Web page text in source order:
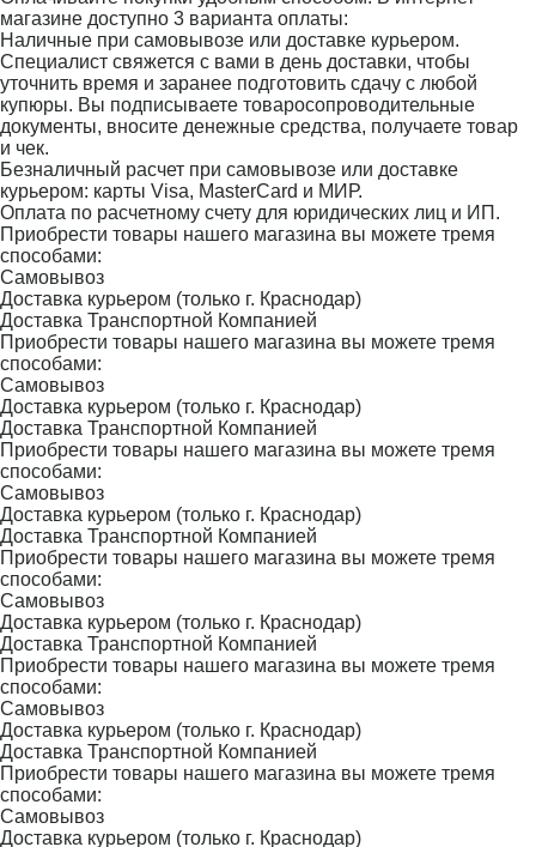
магазине доступно 3 варианта оплаты:
Наличные при самовывозе или доставке курьером.
Специалист свяжется с вами в день доставки, чтобы
уточнить время и заранее подготовить сдачу с любой
купюры. Вы подписываете товаросопроводительные
документы, вносите денежные средства, получаете товар
и чек.
Безналичный расчет при самовывозе или доставке
курьером: карты Visa, MasterCard и МИР.
Оплата по расчетному счету для юридических лиц и ИП.
Приобрести товары нашего магазина вы можете тремя
способами:
Самовывоз
Доставка курьером (только г. Краснодар)
Доставка Транспортной Компанией
Приобрести товары нашего магазина вы можете тремя
способами:
Самовывоз
Доставка курьером (только г. Краснодар)
Доставка Транспортной Компанией
Приобрести товары нашего магазина вы можете тремя
способами:
Самовывоз
Доставка курьером (только г. Краснодар)
Доставка Транспортной Компанией
Приобрести товары нашего магазина вы можете тремя
способами:
Самовывоз
Доставка курьером (только г. Краснодар)
Доставка Транспортной Компанией
Приобрести товары нашего магазина вы можете тремя
способами:
Самовывоз
Доставка курьером (только г. Краснодар)
Доставка Транспортной Компанией
Приобрести товары нашего магазина вы можете тремя
способами:
Самовывоз
Доставка курьером (только г. Краснодар)